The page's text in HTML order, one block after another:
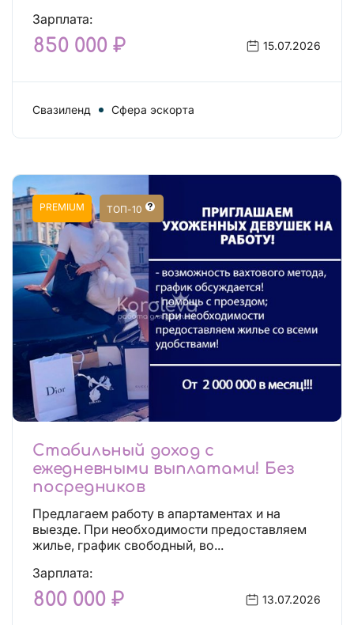
Зарплата:
850 000 ₽ 15.07.2026
Свазиленд Сфера эскорта
PREMIUM ТОП-10
Стабильный доход с
ежедневными выплатами! Без
посредников
Предлагаем работу в апартаментах и на
выезде. При необходимости предоставляем
жилье, график свободный, во...
Зарплата:
800 000 ₽ 13.07.2026